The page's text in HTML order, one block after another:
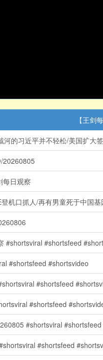
【王剑
的习近平并不轻松/美国扩大
20260805
每日观察
机口抓人/再有男童死于中国
#shortsviral #shortsfeed
#shortsfeed #shortsvideo
#shortsfeed
#shortsfeed
#shortsviral
#shortsfeed